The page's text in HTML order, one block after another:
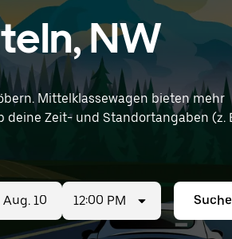
NW
Mittelklassewagen bieten mehr
12:00 PM Suche